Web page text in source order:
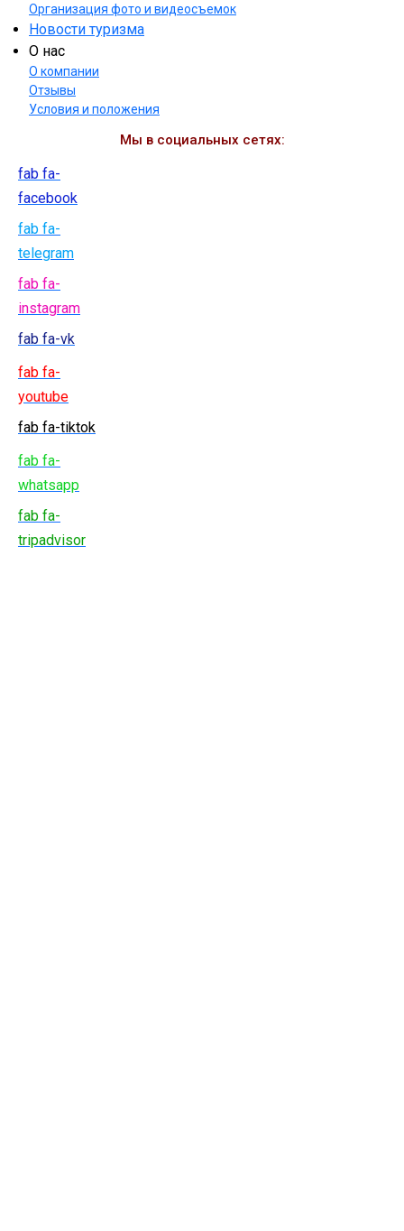
Организация фото и видеосъемок
Новости туризма
О нас
О компании
Отзывы
Условия и положения
Мы в социальных сетях:
fab fa-
facebook
fab fa-
telegram
fab fa-
instagram
fab fa-vk
fab fa-
youtube
fab fa-tiktok
fab fa-
whatsapp
fab fa-
tripadvisor